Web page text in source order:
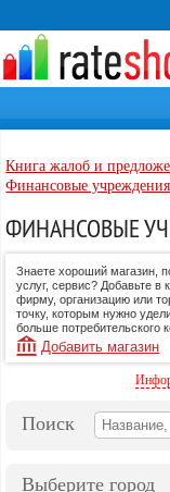
Книга жалоб и
Финансовые учреждения
ФИНАНСОВЫЕ
Знаете хороший магазин,
услуг, сервис? Добавьте в
фирму, организацию или
точку, которым нужно
больше потребительского
Добавить магазин
Поиск
Выберите город